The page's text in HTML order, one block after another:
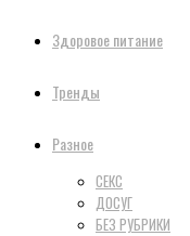
Здоровое питание
Тренды
Разное
СЕКС
ДОСУГ
БЕЗ РУБРИКИ